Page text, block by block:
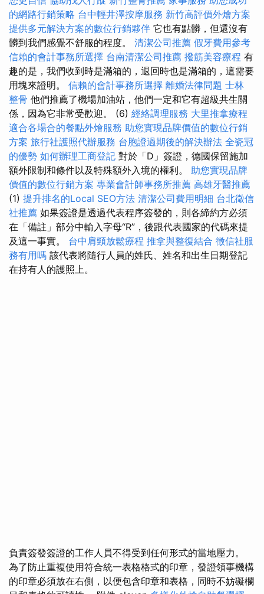
的網路行銷策略 台中輕井澤按摩服務 新竹高評價外燴方案
提供多元解決方案的數位行銷夥伴 它也有點髒，但還沒有
髒到我們感覺不舒服的程度。 清潔公司推薦 假牙費用參考
信賴的會計事務所選擇 台南清潔公司推薦 撥筋美容療程 有
趣的是，我們收到時是滿箱的，退回時也是滿箱的，這需要
用塊來證明。 信賴的會計事務所選擇 離婚法律問題 士林
整骨 他們推薦了機場加油站，他們一定和它有超級共生關
係，因為它非常受歡迎。 (6) 經絡調理服務 大里推拿療程
適合各場合的餐點外燴服務 助您實現品牌價值的數位行銷
方案 旅行社護照代辦服務 台胞證過期後的解決辦法 全瓷冠
的優勢 如何辦理工商登記 對於「D」簽證，德國保留施加
額外限制和條件以及特殊額外入境的權利。 助您實現品牌
價值的數位行銷方案 專業會計師事務所推薦 高雄牙醫推薦
(1) 提升排名的Local SEO方法 清潔公司費用明細 台北徵信
社推薦 如果簽證是透過代表程序簽發的，則各締約方必須
在「備註」部分中輸入字母“R”，後跟代表國家的代碼來提
及這一事實。 台中肩頸放鬆療程 推拿與整復結合 徵信社服
務有用嗎 該代表將隨行人員的姓氏、姓名和出生日期登記
在持有人的護照上。
負責簽發簽證的工作人員不得受到任何形式的當地壓力。
為了防止重複使用符合統一表格格式的印章，發證領事機構
的印章必須放在右側，以便包含印章和表格，同時不妨礙欄